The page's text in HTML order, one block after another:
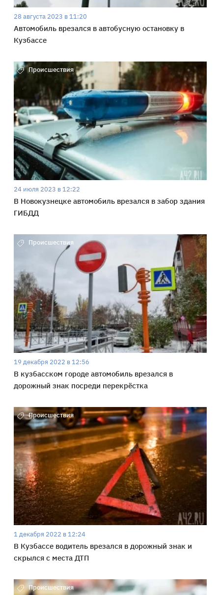
28 августа 2023 в 11:20
Автомобиль врезался в автобусную остановку в
Кузбассе
Происшествия
24 июля 2023 в 12:22
В Новокузнецке автомобиль врезался в забор здания
ГИБДД
Происшествия
19 декабря 2022 в 12:56
В кузбасском городе автомобиль врезался в
дорожный знак посреди перекрёстка
Происшествия
1 декабря 2022 в 12:24
В Кузбассе водитель врезался в дорожный знак и
скрылся с места ДТП
Происшествия